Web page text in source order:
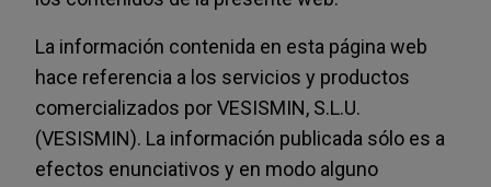
La información contenida en esta página web
hace referencia a los servicios y productos
comercializados por VESISMIN, S.L.U.
(VESISMIN). La información publicada sólo es a
efectos enunciativos y en modo alguno